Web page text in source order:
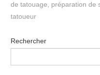
de tatouage
préparation de
tatoueur
Rechercher